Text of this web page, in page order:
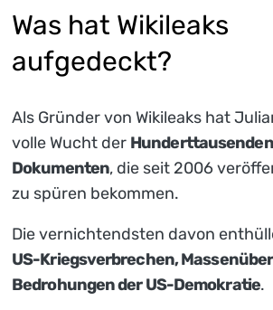
Was hat Wikileaks
aufgedeckt?
Als Gründer von Wikileaks hat
volle Wucht der
Dokumenten, die seit 2006
zu spüren bekommen.
Die vernichtendsten davon
US-Kriegsverbrechen,
Bedrohungen der US-Demokratie.